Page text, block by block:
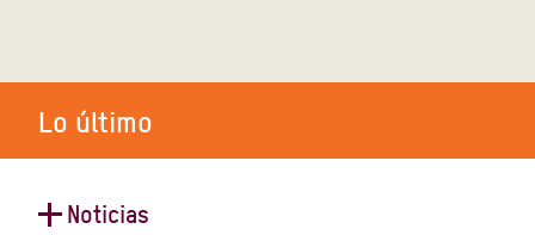
Lo último
Noticias